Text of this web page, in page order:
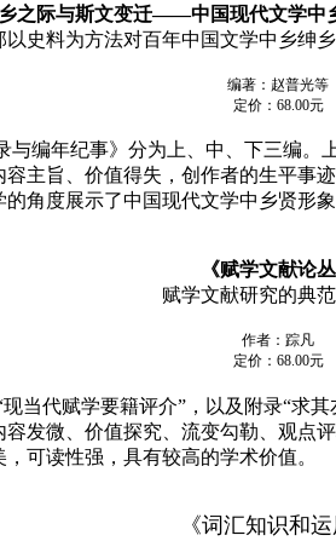
之际与斯文变迁——中国现代文学中
以史料为方法对百年中国文学中乡绅
编著：赵普光等
定价：68.00元
年纪事》分为上、中、下三编。
主旨、价值得失，创作者的生平
角度展示了中国现代文学中乡贤形
《赋学文献论丛
赋学文献研究的典范
作者：踪凡
定价：68.00元
当代赋学要籍评介”，以及附录“求
发微、价值探究、流变勾勒、观
可读性强，具有较高的学术价值。
《词汇知识和运